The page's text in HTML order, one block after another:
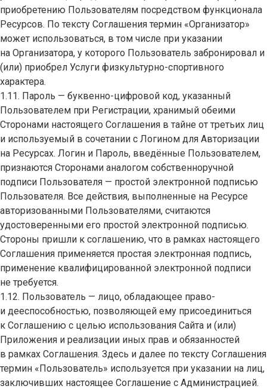
приобретению Пользователям посредством функционала
Ресурсов. По тексту Соглашения термин «Организатор»
может использоваться, в том числе при указании
на Организатора, у которого Пользователь забронировал и
(или) приобрел Услуги физкультурно-спортивного
характера.
1.11. Пароль — буквенно-цифровой код, указанный
Пользователем при Регистрации, хранимый обеими
Сторонами настоящего Соглашения в тайне от третьих лиц
и используемый в сочетании с Логином для Авторизации
на Ресурсах. Логин и Пароль, введённые Пользователем,
признаются Сторонами аналогом собственноручной
подписи Пользователя — простой электронной подписью
Пользователя. Все действия, выполненные на Ресурсе
авторизованными Пользователями, считаются
удостоверенными его простой электронной подписью.
Стороны пришли к соглашению, что в рамках настоящего
Соглашения применяется простая электронная подпись,
применение квалифицированной электронной подписи
не требуется.
1.12. Пользователь — лицо, обладающее право-
и дееспособностью, позволяющей ему присоединиться
к Соглашению с целью использования Сайта и (или)
Приложения и реализации иных прав и обязанностей
в рамках Соглашения. Здесь и далее по тексту Соглашения
термин «Пользователь» используется при указании на лиц,
заключивших настоящее Соглашение с Администрацией.